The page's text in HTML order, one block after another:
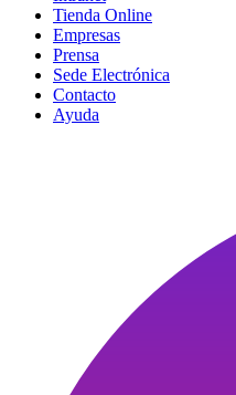
Tienda Online
Empresas
Prensa
Sede Electrónica
Contacto
Ayuda